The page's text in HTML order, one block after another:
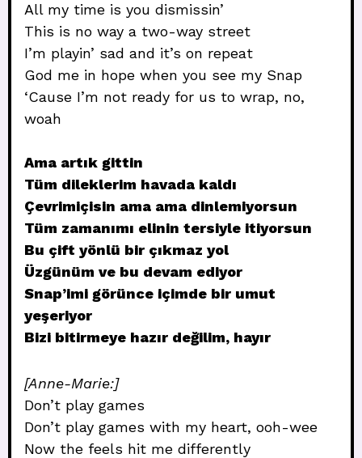
All my time is you dismissin’
This is no way a two-way street
I’m playin’ sad and it’s on repeat
God me in hope when you see my Snap
‘Cause I’m not ready for us to wrap, no,
woah
Ama artık gittin
Tüm dileklerim havada kaldı
Çevrimiçisin ama ama dinlemiyorsun
Tüm zamanımı elinin tersiyle itiyorsun
Bu çift yönlü bir çıkmaz yol
Üzgünüm ve bu devam ediyor
Snap’imi görünce içimde bir umut
yeşeriyor
Bizi bitirmeye hazır değilim, hayır
[Anne-Marie:]
Don’t play games
Don’t play games with my heart, ooh-wee
Now the feels hit me differently